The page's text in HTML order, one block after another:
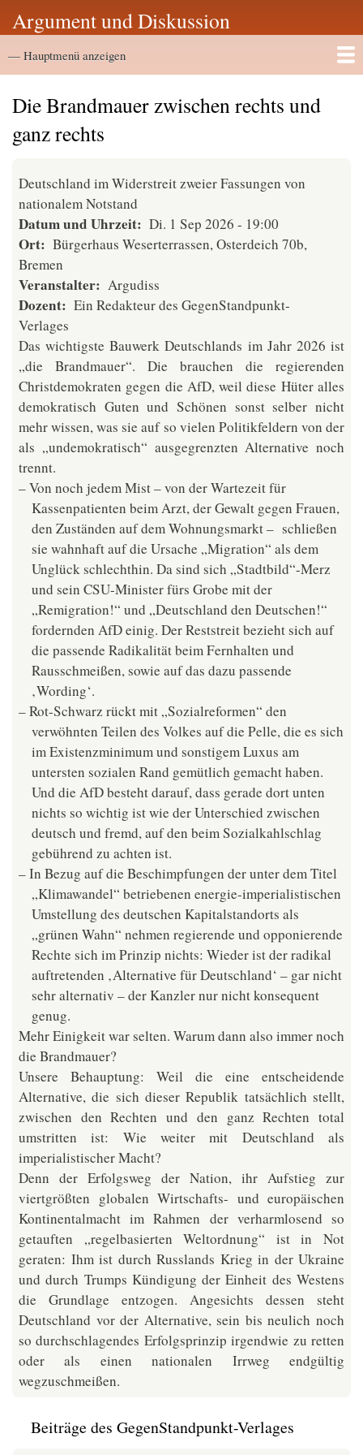
Direkt
zum
Argument und Diskussion
— Hauptmenü anzeigen
Startseite
Vortragsarchiv
Die Brandmauer zwischen rechts und
ganz rechts
Deutschland im Widerstreit zweier Fassungen von
nationalem Notstand
Datum und Uhrzeit Di. 1 Sep 2026 - 19:00
Ort
Bürgerhaus Weserterrassen, Osterdeich 70b,
Bremen
Veranstalter Argudiss
Dozent
Ein Redakteur des GegenStandpunkt-
Verlages
Das wichtigste Bauwerk Deutschlands im Jahr 2026 ist
„die Brandmauer“. Die brauchen die regierenden
Christdemokraten gegen die AfD, weil diese Hüter alles
demokratisch Guten und Schönen sonst selber nicht
mehr wissen, was sie auf so vielen Politikfeldern von der
als „undemokratisch“ ausgegrenzten Alternative noch
trennt.
Von noch jedem Mist – von der Wartezeit für
Kassenpatienten beim Arzt, der Gewalt gegen Frauen,
den Zuständen auf dem Wohnungsmarkt – schließen
sie wahnhaft auf die Ursache „Migration“ als dem
Unglück schlechthin. Da sind sich „Stadtbild“-Merz
und sein CSU-Minister fürs Grobe mit der
„Remigration!“ und „Deutschland den Deutschen!“
fordernden AfD einig. Der Reststreit bezieht sich auf
die passende Radikalität beim Fernhalten und
Rausschmeißen, sowie auf das dazu passende
‚Wording‘.
Rot-Schwarz rückt mit „Sozialreformen“ den
verwöhnten Teilen des Volkes auf die Pelle, die es sich
im Existenzminimum und sonstigem Luxus am
untersten sozialen Rand gemütlich gemacht haben.
Und die AfD besteht darauf, dass gerade dort unten
nichts so wichtig ist wie der Unterschied zwischen
deutsch und fremd, auf den beim Sozialkahlschlag
gebührend zu achten ist.
In Bezug auf die Beschimpfungen der unter dem Titel
„Klimawandel“ betriebenen energie-imperialistischen
Umstellung des deutschen Kapitalstandorts als
„grünen Wahn“ nehmen regierende und opponierende
Rechte sich im Prinzip nichts: Wieder ist der radikal
auftretenden ‚Alternative für Deutschland‘ – gar nicht
sehr alternativ – der Kanzler nur nicht konsequent
genug.
Mehr Einigkeit war selten. Warum dann also immer noch
die Brandmauer?
Unsere Behauptung: Weil die eine entscheidende
Alternative, die sich dieser Republik tatsächlich stellt,
zwischen den Rechten und den ganz Rechten total
umstritten ist: Wie weiter mit Deutschland als
imperialistischer Macht?
Denn der Erfolgsweg der Nation, ihr Aufstieg zur
viertgrößten globalen Wirtschafts- und europäischen
Kontinentalmacht im Rahmen der verharmlosend so
getauften „regelbasierten Weltordnung“ ist in Not
geraten: Ihm ist durch Russlands Krieg in der Ukraine
und durch Trumps Kündigung der Einheit des Westens
die Grundlage entzogen. Angesichts dessen steht
Deutschland vor der Alternative, sein bis neulich noch
so durchschlagendes Erfolgsprinzip irgendwie zu retten
oder als einen nationalen Irrweg endgültig
wegzuschmeißen.
Beiträge des GegenStandpunkt-Verlages